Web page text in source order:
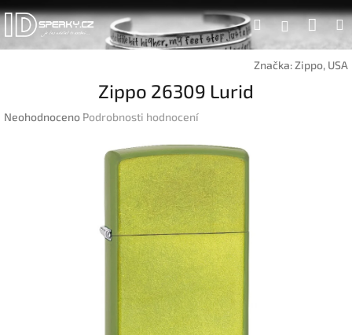
Přejít
na
obsah
Hledat
Značka:Zippo, USA
Zippo 26309 Lurid
Průměrné
Neohodnoceno Podrobnosti hodnocení